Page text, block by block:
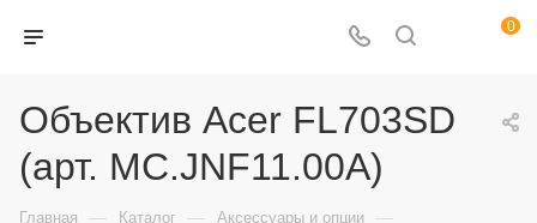
0
Объектив Acer FL703SD
(арт. MC.JNF11.00A)
Главная — Каталог — Аксессуары и опции —